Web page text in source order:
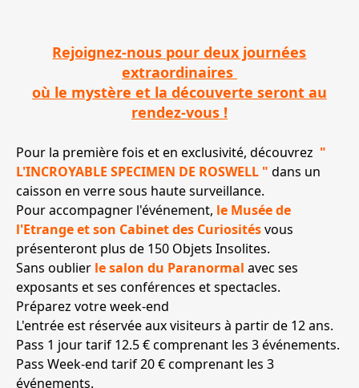
Rejoignez-nous pour deux journées
extraordinaires
où le mystère et la découverte seront au
rendez-vous !
Pour la première fois et en exclusivité, découvrez "
L'INCROYABLE SPECIMEN DE ROSWELL " dans un
caisson en verre sous haute surveillance.
Pour accompagner l'événement, le Musée de
l'Etrange et son Cabinet des Curiositésvous
présenteront plus de 150 Objets Insolites.
Sans oublier le salon du Paranormal avec ses
exposants et ses conférences et spectacles.
Préparez votre week-end
L'entrée est réservée aux visiteurs à partir de 12 ans.
Pass 1 jour tarif 12.5 € comprenant les 3 événements.
Pass Week-end tarif 20 € comprenant les 3
événements.